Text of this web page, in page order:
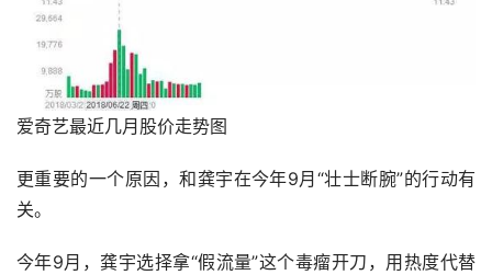
爱奇艺最近几月股价走势图
更重要的一个原因，和龚宇在今年9月“壮士断腕”的行动有
关。
今年9月，龚宇选择拿“假流量”这个毒瘤开刀，用热度代替